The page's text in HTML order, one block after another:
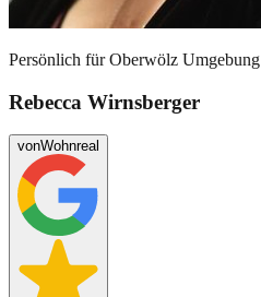
Persönlich fürOberwölz Umgebung
Rebecca Wirnsberger
vonWohnreal